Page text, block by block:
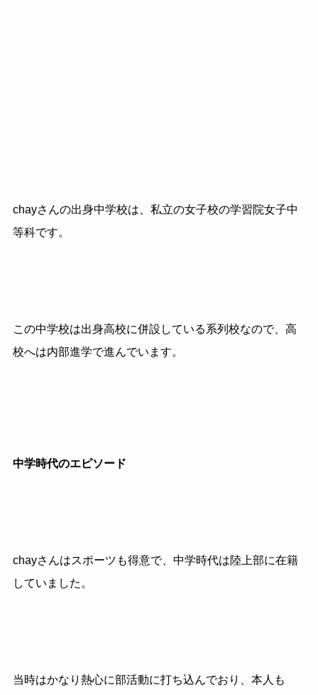
chayさんの出身中学校は、私立の女子校の学習院女子中
等科です。
この中学校は出身高校に併設している系列校なので、高
校へは内部進学で進んでいます。
中学時代のエピソード
chayさんはスポーツも得意で、中学時代は陸上部に在籍
していました。
当時はかなり熱心に部活動に打ち込んでおり、本人も